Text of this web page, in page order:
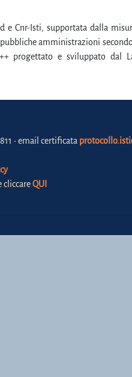
Cnr-Isti, supportata dalla
amministrazioni
progettato e sviluppato dal
• email certificata
cliccareQUI